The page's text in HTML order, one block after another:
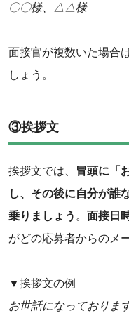
〇〇様、△△様
面接官が複数いた場合
しょう。
③挨拶文
挨拶文では、
冒頭に「
し、その後に自分が誰
乗りましょう 。 面接日
がどの応募者からのメ
▼挨拶文の例
お世話になっております